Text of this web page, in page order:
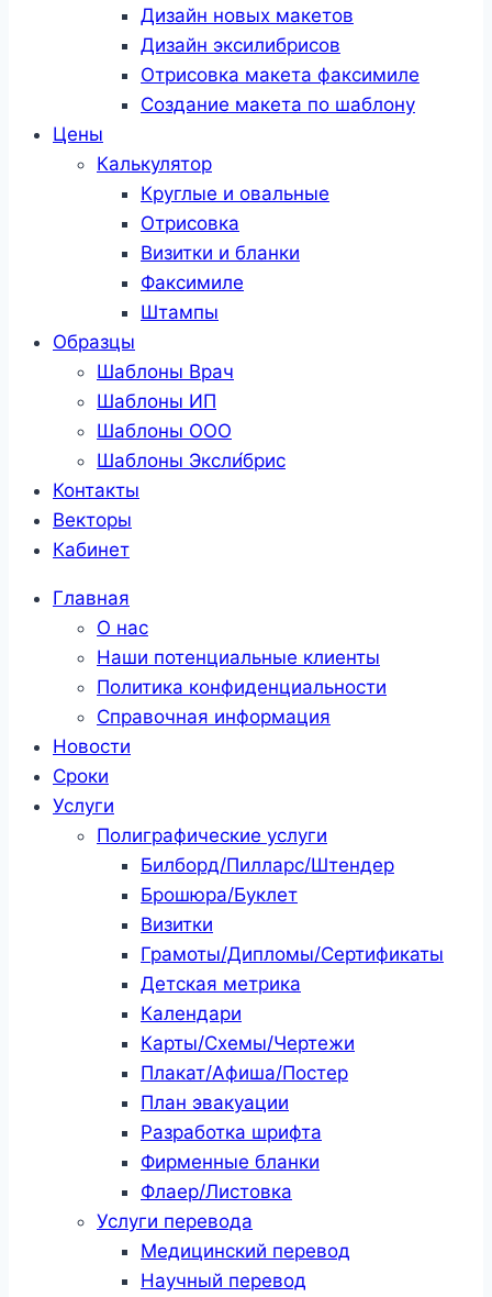
Дизайн новых макетов
Дизайн эксилибрисов
Отрисовка макета факсимиле
Создание макета по шаблону
Цены
Калькулятор
Круглые и овальные
Отрисовка
Визитки и бланки
Факсимиле
Штампы
Образцы
Шаблоны Врач
Шаблоны ИП
Шаблоны ООО
Шаблоны Эксли́брис
Контакты
Векторы
Кабинет
Главная
О нас
Наши потенциальные клиенты
Политика конфиденциальности
Справочная информация
Новости
Сроки
Услуги
Полиграфические услуги
Билборд/Пилларс/Штендер
Брошюра/Буклет
Визитки
Грамоты/Дипломы/Сертификаты
Детская метрика
Календари
Карты/Схемы/Чертежи
Плакат/Афиша/Постер
План эвакуации
Разработка шрифта
Фирменные бланки
Флаер/Листовка
Услуги перевода
Медицинский перевод
Научный перевод